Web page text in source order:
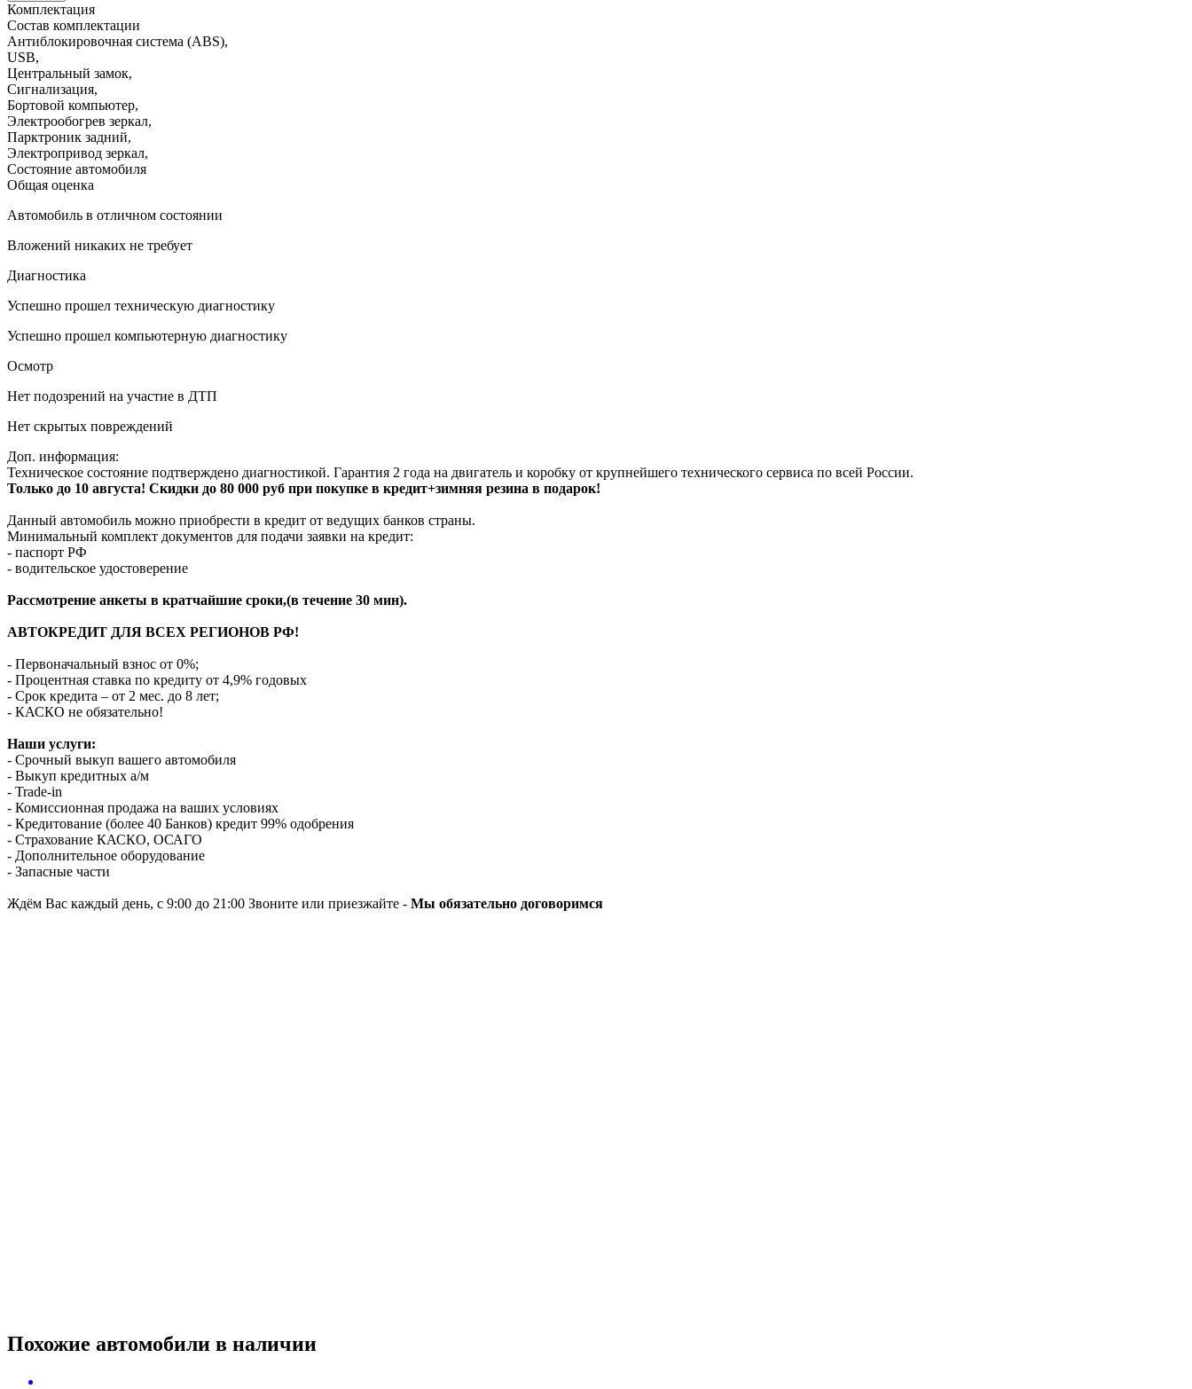
Комплектация
Состав комплектации
Антиблокировочная система (ABS),
USB,
Центральный замок,
Сигнализация,
Бортовой компьютер,
Электрообогрев зеркал,
Парктроник задний,
Электропривод зеркал,
Состояние автомобиля
Общая оценка
Автомобиль в отличном состоянии
Вложений никаких не требует
Диагностика
Успешно прошел техническую диагностику
Успешно прошел компьютерную диагностику
Осмотр
Нет подозрений на участие в ДТП
Нет скрытых повреждений
Доп. информация:
Техническое состояние подтверждено диагностикой. Гарантия 2 года на двигатель и коробку от крупнейшего технического сервиса по всей России.
Только до 10 августа! Скидки до 80 000 руб при покупке в кредит+зимняя резина в подарок!
Данный автомобиль можно приобрести в кредит от ведущих банков страны.
Минимальный комплект документов для подачи заявки на кредит:
- паспорт РФ
- водительское удостоверение
Рассмотрение анкеты в кратчайшие сроки,(в течение 30 мин).
АВТОКРЕДИТ ДЛЯ ВСЕХ РЕГИОНОВ РФ!
- Первоначальный взнос от 0%;
- Процентная ставка по кредиту от 4,9% годовых
- Срок кредита – от 2 мес. до 8 лет;
- КАСКО не обязательно!
Наши услуги:
- Срочный выкуп вашего автомобиля
- Выкуп кредитных а/м
- Trade-in
- Комиссионная продажа на ваших условиях
- Кредитование (более 40 Банков) кредит 99% одобрения
- Страхование КАСКО, ОСАГО
- Дополнительное оборудование
- Запасные части
Ждём Вас каждый день, с 9:00 до 21:00 Звоните или приезжайте - Мы обязательно договоримся
Похожие автомобили в наличии